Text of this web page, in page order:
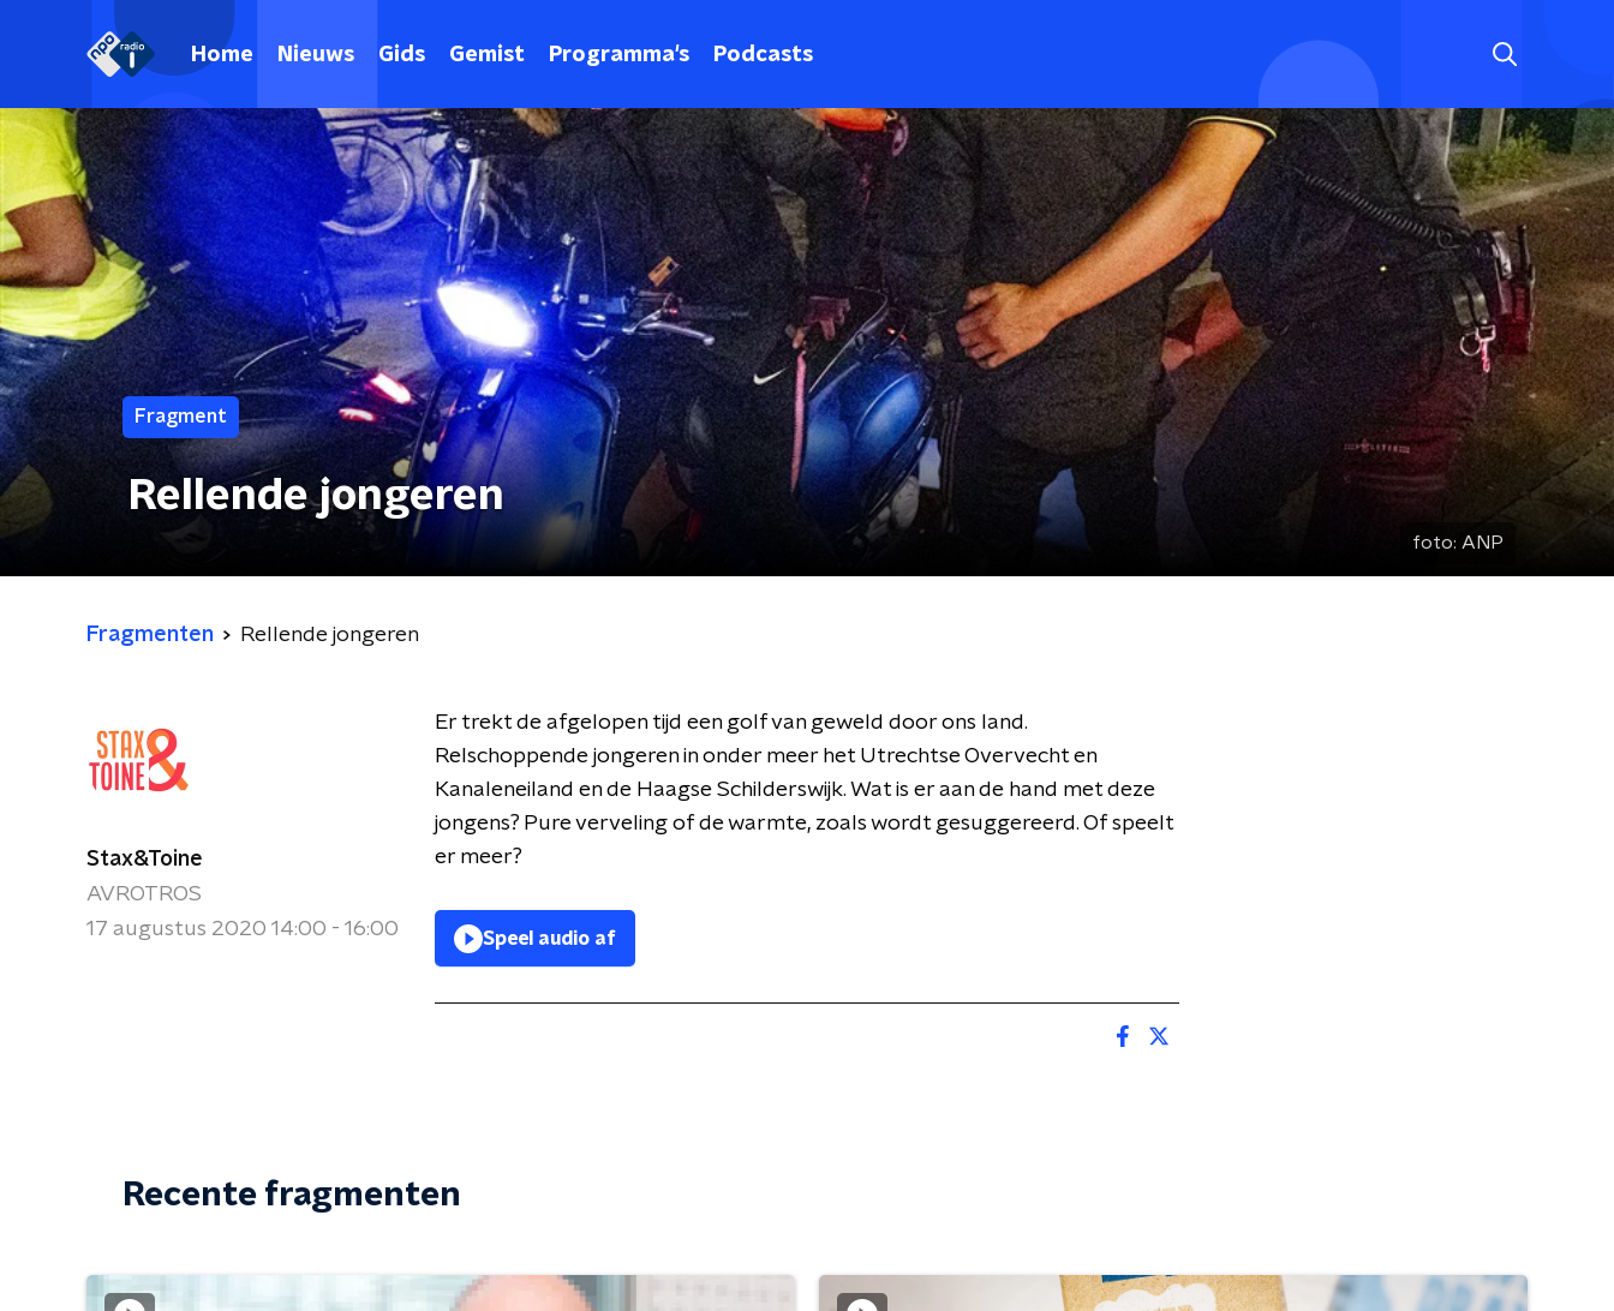
Home Nieuws Gids Gemist Programma's Podcasts
Fragment
Rellende jongeren
foto: ANP
Fragmenten Rellende jongeren
Stax&Toine
AVROTROS
17 augustus 2020 14:00 - 16:00
Er trekt de afgelopen tijd een golf van geweld door ons land.
Relschoppende jongeren in onder meer het Utrechtse Overvecht en
Kanaleneiland en de Haagse Schilderswijk. Wat is er aan de hand met deze
jongens? Pure verveling of de warmte, zoals wordt gesuggereerd. Of speelt
er meer?
Speel audio af
Recente fragmenten